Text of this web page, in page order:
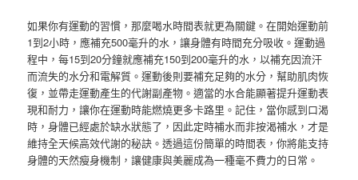
如果你有運動的習慣，那麼喝水時間表就更為關鍵。在開始運動前
1到2小時，應補充500毫升的水，讓身體有時間充分吸收。運動過
程中，每15到20分鐘就應補充150到200毫升的水，以補充因流汗
而流失的水分和電解質。運動後則要補充足夠的水分，幫助肌肉恢
復，並帶走運動產生的代謝副產物。適當的水合能顯著提升運動表
現和耐力，讓你在運動時能燃燒更多卡路里。記住，當你感到口渴
時，身體已經處於缺水狀態了，因此定時補水而非按渴補水，才是
維持全天候高效代謝的秘訣。透過這份簡單的時間表，你將能支持
身體的天然瘦身機制，讓健康與美麗成為一種毫不費力的日常。